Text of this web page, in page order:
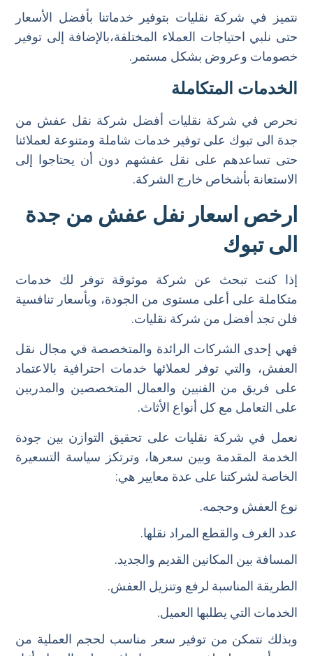
نتميز في شركة نقليات بتوفير خدماتنا بأفضل الأسعار
حتى نلبي احتياجات العملاء المختلفة،بالإضافة إلى توفير
خصومات وعروض بشكل مستمر.
الخدمات المتكاملة
نحرص في شركة نقليات أفضل شركة نقل عفش من
جدة الى تبوك على توفير خدمات شاملة ومتنوعة لعملائنا
حتى تساعدهم على نقل عفشهم دون أن يحتاجوا إلى
الاستعانة بأشخاص خارج الشركة.
ارخص اسعار نفل عفش من جدة
الى تبوك
إذا كنت تبحث عن شركة موثوقة توفر لك خدمات
متكاملة على أعلى مستوى من الجودة، وبأسعار تنافسية
فلن تجد أفضل من شركة نقليات.
فهي إحدى الشركات الرائدة والمتخصصة في مجال نقل
العفش، والتي توفر لعملائها خدمات احترافية بالاعتماد
على فريق من الفنيين والعمال المتخصصين والمدربين
على التعامل مع كل أنواع الأثاث.
نعمل في شركة نقليات على تحقيق التوازن بين جودة
الخدمة المقدمة وبين سعرها، وترتكز سياسة التسعيرة
الخاصة لشركتنا على عدة معايير هي:
نوع العفش وحجمه.
عدد الغرف والقطع المراد نقلها.
المسافة بين المكانين القديم والجديد.
الطريقة المناسبة لرفع وتنزيل العفش.
الخدمات التي يطلبها العميل.
وبذلك نتمكن من توفير سعر مناسب لحجم العملية من